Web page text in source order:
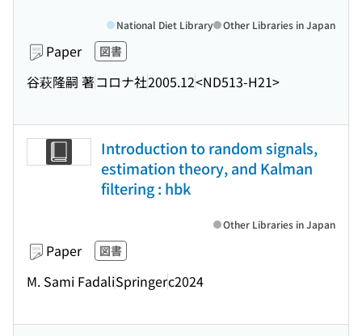
Paper 図書
谷萩隆嗣 著コロナ社2005.12<ND513-H21>
National Diet Library Other Libraries in Japan
Introduction to random signals,
estimation theory, and Kalman
filtering : hbk
Paper 図書
M. Sami FadaliSpringerc2024
Other Libraries in Japan